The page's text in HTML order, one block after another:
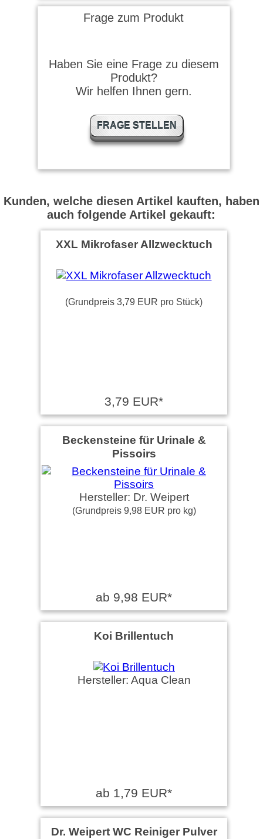
Frage zum Produkt
Haben Sie eine Frage zu diesem
Produkt?
Wir helfen Ihnen gern.
FRAGE STELLEN
Kunden, welche diesen Artikel kauften, haben
auch folgende Artikel gekauft:
XXL Mikrofaser Allzwecktuch
(Grundpreis 3,79 EUR pro Stück)
3,79 EUR*
Beckensteine für Urinale &
Pissoirs
Hersteller: Dr. Weipert
(Grundpreis 9,98 EUR pro kg)
ab 9,98 EUR*
Koi Brillentuch
Hersteller: Aqua Clean
ab 1,79 EUR*
Dr. Weipert WC Reiniger Pulver